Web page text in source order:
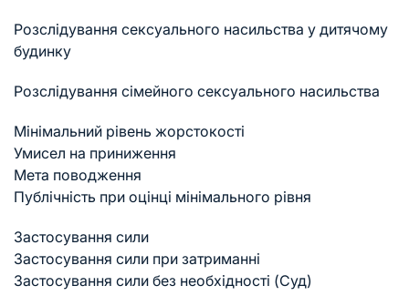
Розслідування сексуального насильства у дитячому
будинку
Розслідування сімейного сексуального насильства
Мінімальний рівень жорстокості
Умисел на приниження
Мета поводження
Публічність при оцінці мінімального рівня
Застосування сили
Застосування сили при затриманні
Застосування сили без необхідності (Суд)